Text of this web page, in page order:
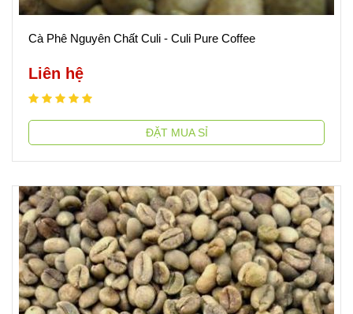
Cà Phê Nguyên Chất Culi - Culi Pure Coffee
Liên hệ
ĐẶT MUA SỈ